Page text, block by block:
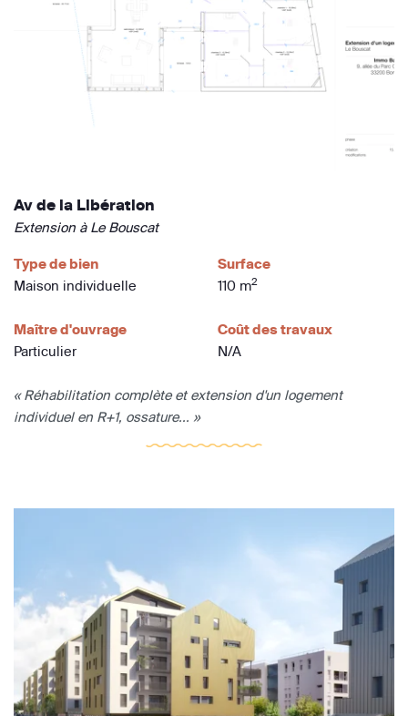
Av de la Libération
Extension à Le Bouscat
Type de bien
Maison individuelle
Surface
110 m2
Maître d'ouvrage
Particulier
Coût des travaux
N/A
« Réhabilitation complète et extension d'un logement
individuel en R+1, ossature... »